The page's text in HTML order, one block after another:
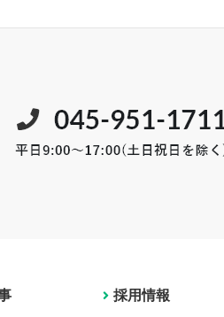
採用情報